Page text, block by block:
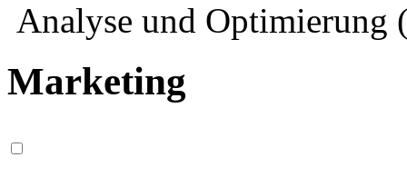
Analyse und Optimierung
Marketing